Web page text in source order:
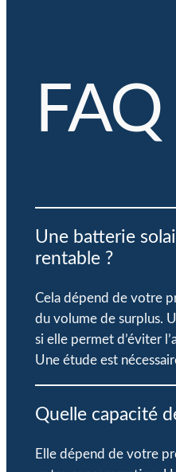
FAQ
Une batterie
rentable ?
Cela dépend de votre
du volume de surplus.
si elle permet d’éviter
Une étude est
Quelle capacité
Elle dépend de votre